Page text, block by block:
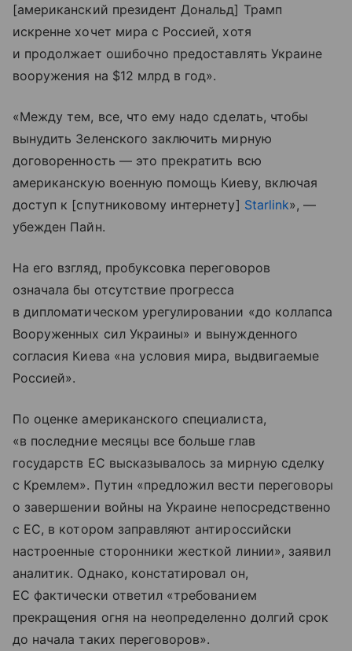
[американский президент Дональд] Трамп
искренне хочет мира с Россией, хотя
и продолжает ошибочно предоставлять Украине
вооружения на $12 млрд в год».
«Между тем, все, что ему надо сделать, чтобы
вынудить Зеленского заключить мирную
договоренность — это прекратить всю
американскую военную помощь Киеву, включая
доступ к [спутниковому интернету] Starlink», —
убежден Пайн.
На его взгляд, пробуксовка переговоров
означала бы отсутствие прогресса
в дипломатическом урегулировании «до коллапса
Вооруженных сил Украины» и вынужденного
согласия Киева «на условия мира, выдвигаемые
Россией».
По оценке американского специалиста,
«в последние месяцы все больше глав
государств ЕС высказывалось за мирную сделку
с Кремлем». Путин «предложил вести переговоры
о завершении войны на Украине непосредственно
с ЕС, в котором заправляют антироссийски
настроенные сторонники жесткой линии», заявил
аналитик. Однако, констатировал он,
ЕС фактически ответил «требованием
прекращения огня на неопределенно долгий срок
до начала таких переговоров».